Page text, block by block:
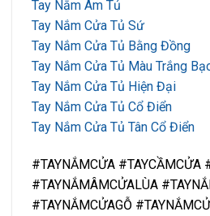
Tay Nắm Âm Tủ
Tay Nắm Cửa Tủ Sứ
Tay Nắm Cửa Tủ Bằng Đồng
Tay Nắm Cửa Tủ Màu Trắng
Tay Nắm Cửa Tủ Hiện Đại
Tay Nắm Cửa Tủ Cổ Điển
Tay Nắm Cửa Tủ Tân Cổ Điển
#TAYNẮMCỬA #TAYCẦMCỬA
#TAYNẮMÂMCỬALÙA
#TAYNẮMCỬAGỖ